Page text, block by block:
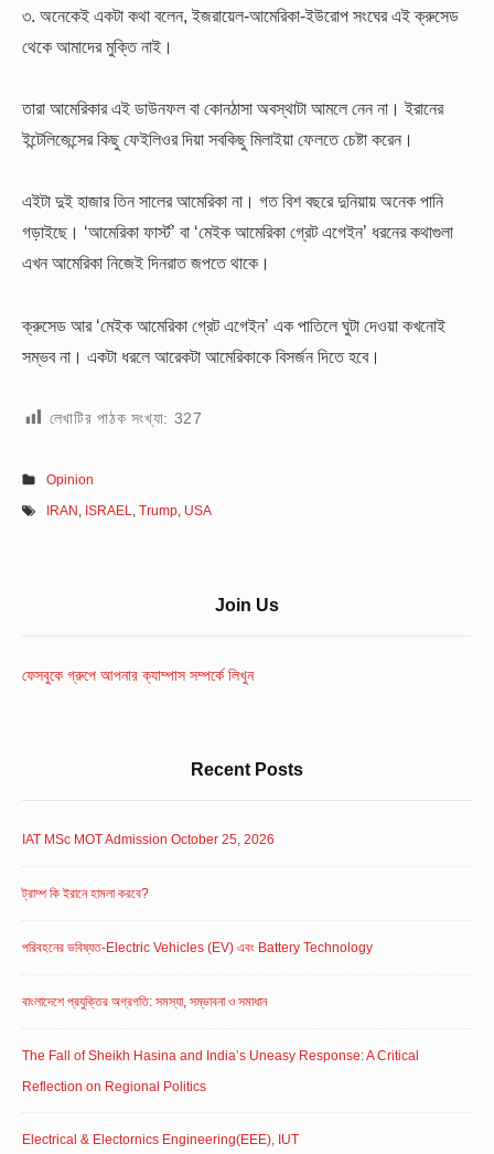
৩. অনেকেই একটা কথা বলেন, ইজরায়েল-আমেরিকা-ইউরোপ সংঘের এই ক্রুসেড
থেকে আমাদের মুক্তি নাই।
তারা আমেরিকার এই ডাউনফল বা কোনঠাসা অবস্থাটা আমলে নেন না। ইরানের
ইন্টেলিজেন্সের কিছু ফেইলিওর দিয়া সবকিছু মিলাইয়া ফেলতে চেষ্টা করেন।
এইটা দুই হাজার তিন সালের আমেরিকা না। গত বিশ বছরে দুনিয়ায় অনেক পানি
গড়াইছে। ‘আমেরিকা ফার্স্ট’ বা ‘মেইক আমেরিকা গ্রেট এগেইন’ ধরনের কথাগুলা
এখন আমেরিকা নিজেই দিনরাত জপতে থাকে।
ক্রুসেড আর ‘মেইক আমেরিকা গ্রেট এগেইন’ এক পাতিলে ঘুটা দেওয়া কখনোই
সম্ভব না। একটা ধরলে আরেকটা আমেরিকাকে বিসর্জন দিতে হবে।
লেখাটির পাঠক সংখ্যা: 327
Opinion
IRAN , ISRAEL,Trump, USA
Area
Join Us
ফেসবুকে গ্রুপে আপনার ক্যাম্পাস সম্পর্কে লিখুন
Recent Posts
IAT MSc MOT Admission October 25, 2026
ট্রাম্প কি ইরানে হামলা করবে?
পরিবহনের ভবিষ্যত-Electric Vehicles (EV) এবং Battery Technology
বাংলাদেশে প্রযুক্তির অগ্রগতি: সমস্যা, সম্ভাবনা ও সমাধান
The Fall of Sheikh Hasina and India’s Uneasy Response: A Critical
Reflection on Regional Politics
Electrical & Electornics Engineering(EEE), IUT